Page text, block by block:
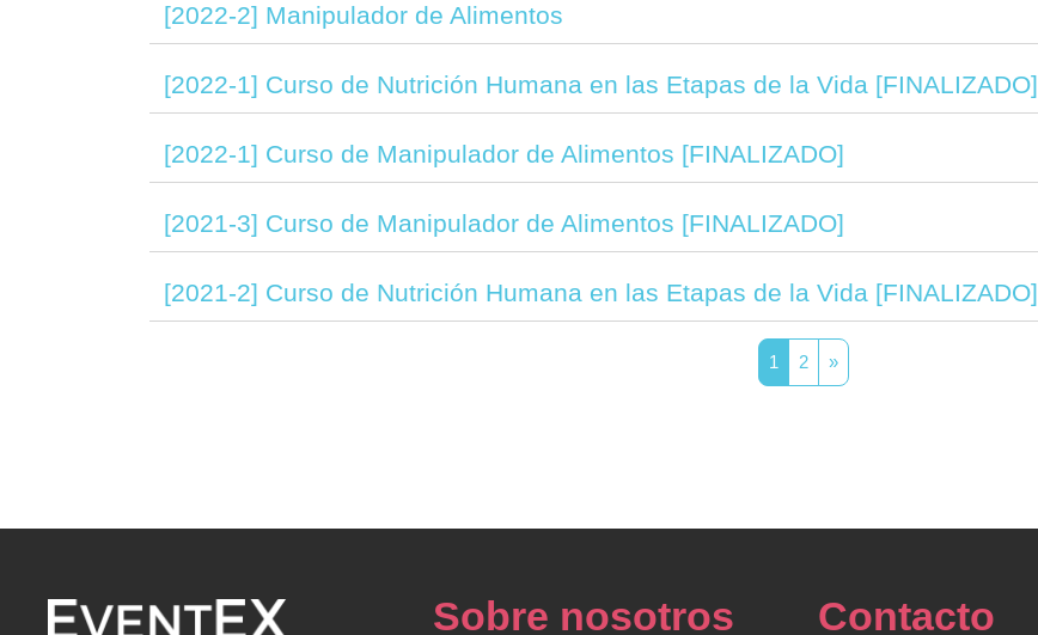
[2022-2] Manipulador de Alimentos
[2022-1] Curso de Nutrición Humana en las Etapas de la Vida [FINALIZADO]
[2022-1] Curso de Manipulador de Alimentos [FINALIZADO]
[2021-3] Curso de Manipulador de Alimentos [FINALIZADO]
[2021-2] Curso de Nutrición Humana en las Etapas de la Vida [FINALIZADO]
1 Página 1
2Página 2
»Siguiente página
Sobre nosotros Contacto